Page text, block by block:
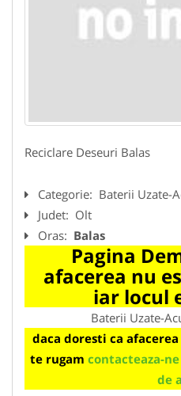
Reciclare Deseuri Balas
Categorie: Baterii Uzate-
Judet: Olt
Oras: Balas
Pagina
afacerea nu
iar locul
Baterii Uzate-
daca doresti ca
te rugam contacteaza-
de